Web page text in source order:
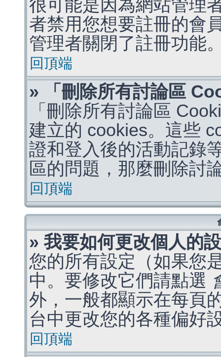
很可能是因為網站管理
者禁用您想要註冊的會
管理者關閉了註冊功能
回頂端
» 「刪除所有討論區
「刪除所有討論區
建立的 cookies。這些
證和登入後的活動記錄
區的問題，那麼刪除討
回頂端
» 我要如何更改個人的
您的所有設定（如果您
中。要修改它們請點選
外，一般都顯示在每頁
台中更改您的各種偏好
回頂端